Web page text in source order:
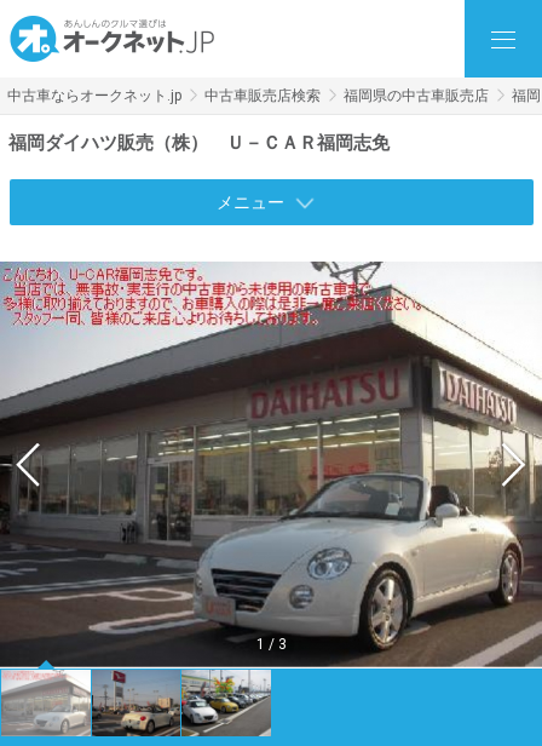
中古車ならオークネット.jp 中古車販売店検索 福岡県の中古車販売店 福
福岡ダイハツ販売（株） Ｕ－ＣＡＲ福岡志免
メニュー
1 / 3